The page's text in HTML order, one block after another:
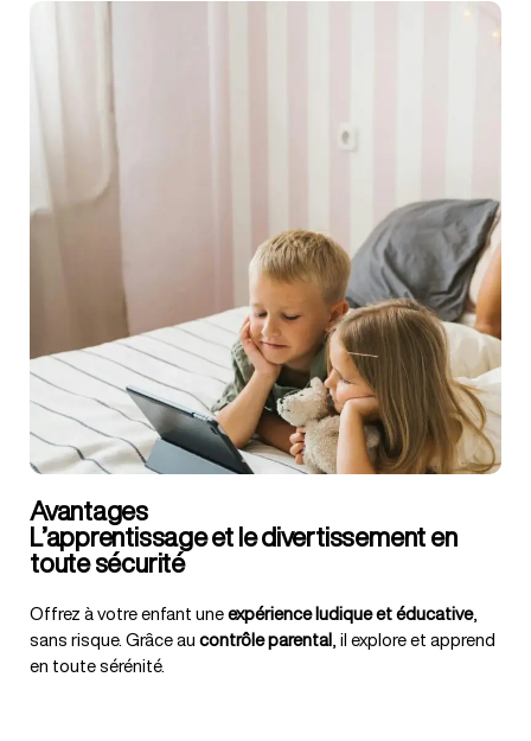
Avantages
L’apprentissage et le divertissement en
toute sécurité
Offrez à votre enfant uneexpérience ludique et éducative,
sans risque. Grâce aucontrôle parental, il explore et apprend
en toute sérénité.